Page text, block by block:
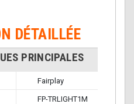
DÉTAILLÉE
PRINCIPALES
Fairplay
FP-TRLIGHT1M